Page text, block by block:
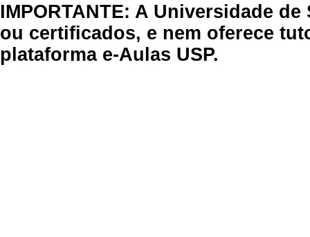
IMPORTANTE: A Universidade
ou certificados, e nem oferece
plataforma e-Aulas USP.